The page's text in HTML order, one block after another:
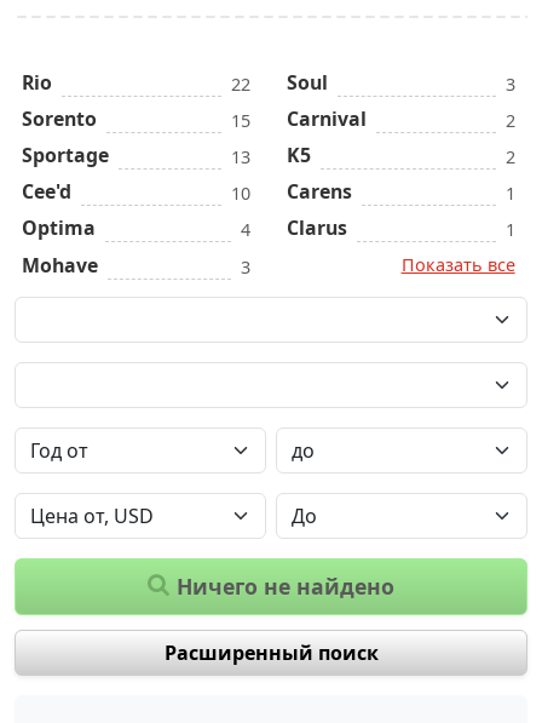
Rio 22
Sorento 15
Sportage 13
Cee'd 10
Optima 4
Mohave 3
Soul 3
Carnival 2
K5 2
Carens 1
Clarus
1
Показать все
Ничего не найдено
Расширенный поиск